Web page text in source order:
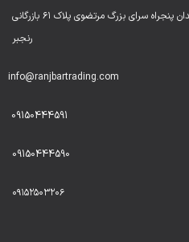
ادرس ما:میدان پنجراه سرای بزرگ مرتضوی پلاک ۶۱ بازرگانی
رنجبر
info@ranjbartrading.com
09150444591
09150444590
۰۹۱۵۲۵۰۳۲۰۶